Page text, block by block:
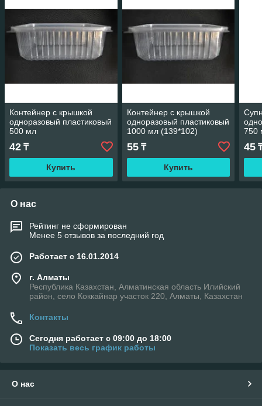
Контейнер с крышкой
одноразовый пластиковый
500 мл
42 ₸
Купить
Контейнер с крышкой
одноразовый пластиковый
1000 мл (139*102)
55₸
Купить
750
45
О нас
Рейтинг не сформирован
Менее 5 отзывов за последний год
Работает с 16.01.2014
г. Алматы
Республика Казахстан, Алматинская область Илийский
район, село Коккайнар участок 220, Алматы, Казахстан
Контакты
Сегодня работает с 09:00 до 18:00
Показать весь график работы
О нас